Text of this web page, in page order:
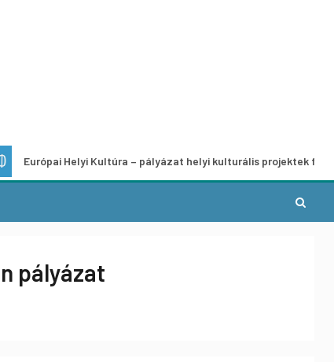
Helyi Kultúra – pályázat helyi kulturális projektek fejlesztésére
pályázat